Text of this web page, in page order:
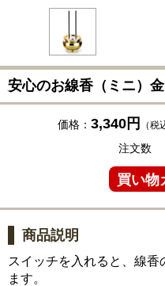
安心のお線香（ミニ）金
価格： 3,340円 （税
注文数
商品説明
スイッチを入れると、線香
ます。